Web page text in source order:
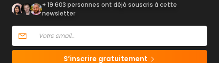
+ 19 603 personnes ont déjà souscris à cette
newsletter
S’inscrire gratuitement